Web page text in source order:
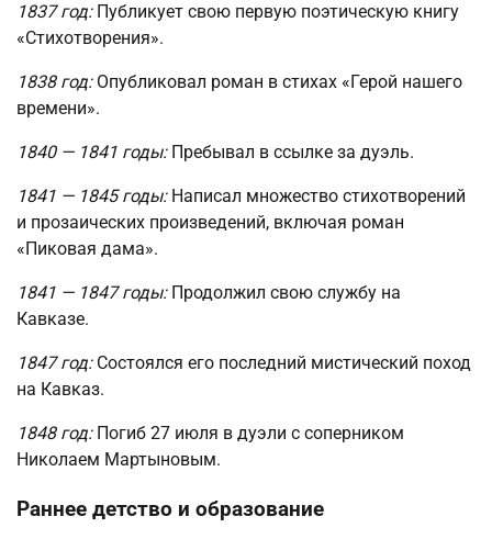
1837 год:Публикует свою первую поэтическую книгу
«Стихотворения».
1838 год:Опубликовал роман в стихах «Герой нашего
времени».
1840 — 1841 годы:Пребывал в ссылке за дуэль.
1841 — 1845 годы:Написал множество стихотворений
и прозаических произведений, включая роман
«Пиковая дама».
1841 — 1847 годы:Продолжил свою службу на
Кавказе.
1847 год:Состоялся его последний мистический поход
на Кавказ.
1848 год:Погиб 27 июля в дуэли с соперником
Николаем Мартыновым.
Раннее детство и образование